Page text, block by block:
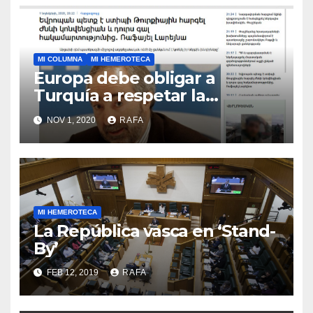
MI COLUMNA MI HEMEROTECA
Europa debe obligar a
Turquí­a a respetar la
Convención de la ONU y
retirarse del conflicto.
NOV 1, 2020 RAFA
MI HEMEROTECA
La República vasca en ‘Stand-
By’
FEB 12, 2019 RAFA